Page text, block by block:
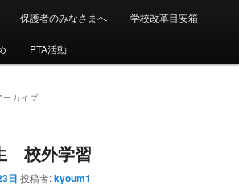
保護者のみなさまへ 学校改革目安箱
PTA活動
ーカイブ
校外学習
日 投稿者:kyoum1